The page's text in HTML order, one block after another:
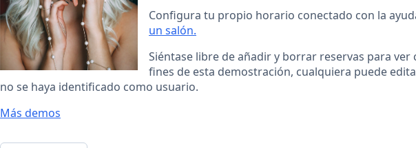
Configura tu propio horario conectado con la
un salón.
Siéntase libre de añadir y borrar reservas para ver
fines de esta demostración, cualquiera puede
no se haya identificado como usuario.
Más demos